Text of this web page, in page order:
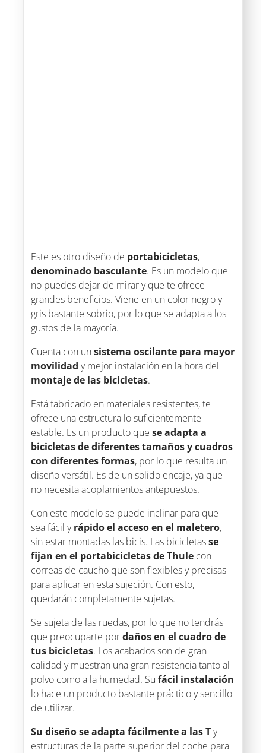
Este es otro diseño de portabicicletas,
denominado basculante. Es un modelo que
no puedes dejar de mirar y que te ofrece
grandes beneficios. Viene en un color negro y
gris bastante sobrio, por lo que se adapta a los
gustos de la mayoría.
Cuenta con unsistema oscilante para mayor
movilidad y mejor instalación en la hora del
montaje de las bicicletas.
Está fabricado en materiales resistentes, te
ofrece una estructura lo suficientemente
estable. Es un producto quese adapta a
bicicletas de diferentes tamaños y cuadros
con diferentes formas, por lo que resulta un
diseño versátil. Es de un solido encaje, ya que
no necesita acoplamientos antepuestos.
Con este modelo se puede inclinar para que
sea fácil yrápido el acceso en el maletero,
sin estar montadas las bicis. Las bicicletasse
fijan en el portabicicletas de Thule con
correas de caucho que son flexibles y precisas
para aplicar en esta sujeción. Con esto,
quedarán completamente sujetas.
Se sujeta de las ruedas, por lo que no tendrás
que preocuparte pordaños en el cuadro de
tus bicicletas. Los acabados son de gran
calidad y muestran una gran resistencia tanto al
polvo como a la humedad. Sufácil instalación
lo hace un producto bastante práctico y sencillo
de utilizar.
Su diseño se adapta fácilmente a las Ty
estructuras de la parte superior del coche para